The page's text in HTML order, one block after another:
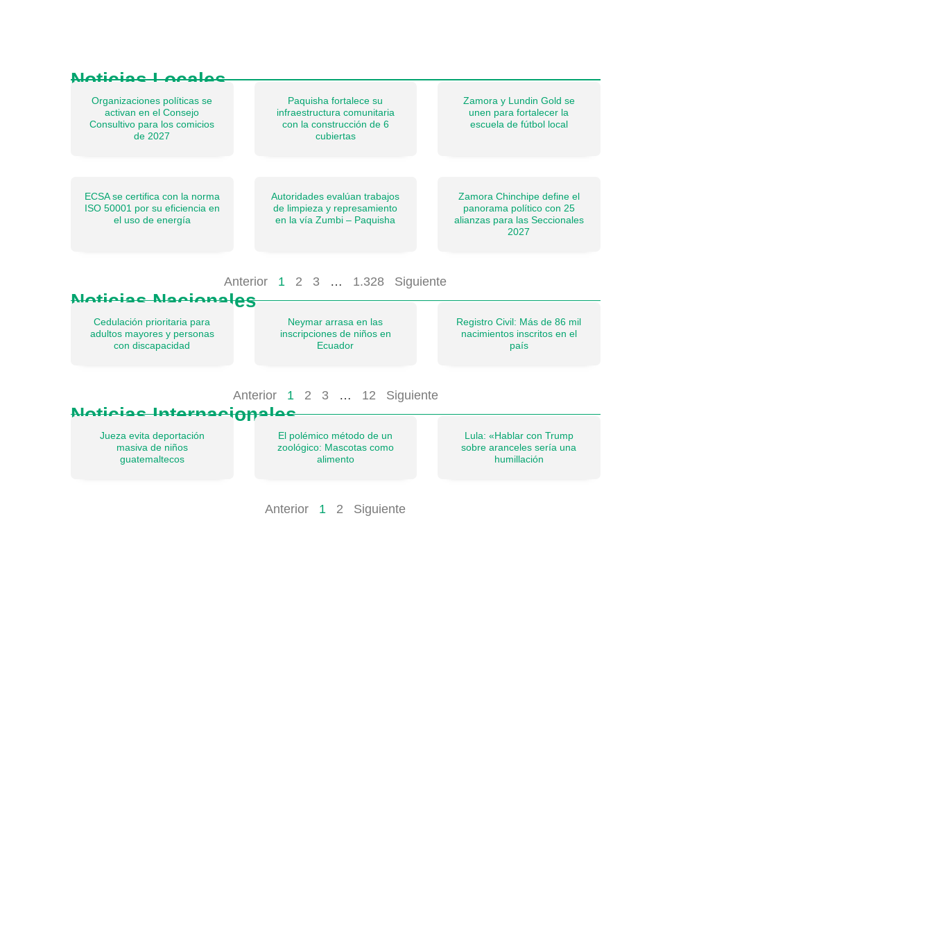
Noticias Locales
Organizaciones políticas se
activan en el Consejo
Consultivo para los comicios
de 2027
Paquisha fortalece su
infraestructura comunitaria
con la construcción de 6
cubiertas
Zamora y Lundin Gold se
unen para fortalecer la
escuela de fútbol local
ECSA se certifica con la norma
ISO 50001 por su eficiencia en
el uso de energía
Autoridades evalúan trabajos
de limpieza y represamiento
en la vía Zumbi – Paquisha
Zamora Chinchipe define el
panorama político con 25
alianzas para las Seccionales
2027
Anterior 1 2 3 … 1.328 Siguiente
Noticias Nacionales
Cedulación prioritaria para
adultos mayores y personas
con discapacidad
Neymar arrasa en las
inscripciones de niños en
Ecuador
Registro Civil: Más de 86 mil
nacimientos inscritos en el
país
Anterior 1 2 3 … 12 Siguiente
Noticias Internacionales
Jueza evita deportación
masiva de niños
guatemaltecos
El polémico método de un
zoológico: Mascotas como
alimento
Lula: «Hablar con Trump
sobre aranceles sería una
humillación
Anterior 1 2 Siguiente